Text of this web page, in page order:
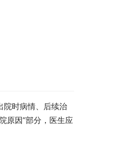
院时病情、后续治
原因”部分，医生应